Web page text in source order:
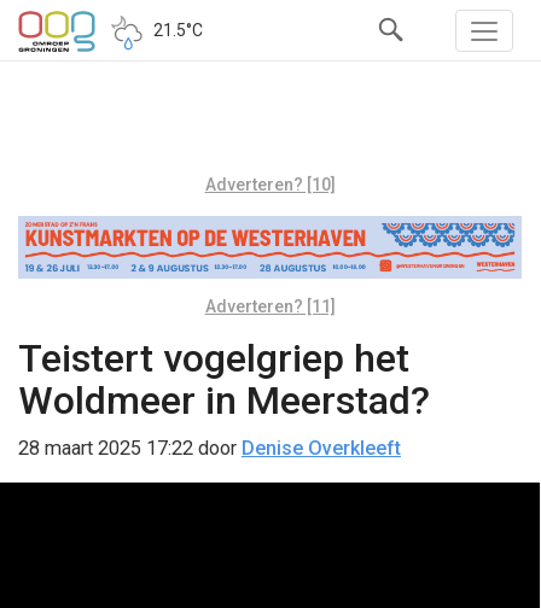
21.5°C
Adverteren? [10]
Adverteren? [11]
Teistert vogelgriep het
Woldmeer in Meerstad?
28 maart 2025 17:22 door Denise Overkleeft